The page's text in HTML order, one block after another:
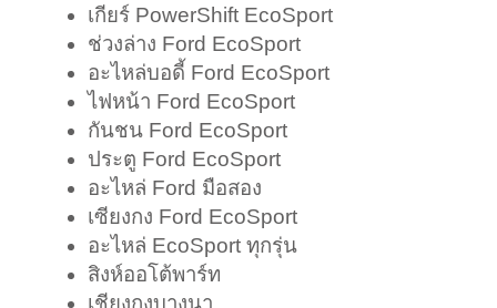
เกียร์ PowerShift EcoSport
ช่วงล่าง Ford EcoSport
อะไหล่บอดี้ Ford EcoSport
ไฟหน้า Ford EcoSport
กันชน Ford EcoSport
ประตู Ford EcoSport
อะไหล่ Ford มือสอง
เซียงกง Ford EcoSport
อะไหล่ EcoSport ทุกรุ่น
สิงห์ออโต้พาร์ท